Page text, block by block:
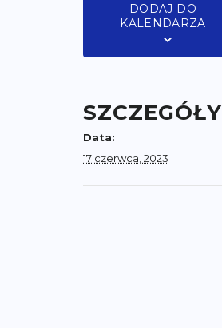
DODAJ DO
KALENDARZA
SZCZEGÓŁY
Data:
17 czerwca, 2023